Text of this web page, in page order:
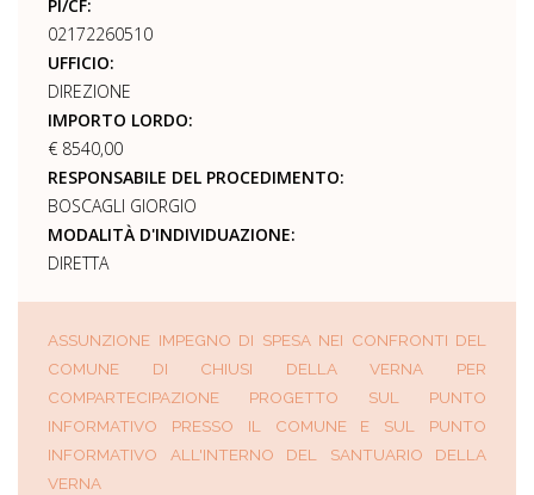
PI/CF:
02172260510
UFFICIO:
DIREZIONE
IMPORTO LORDO:
€ 8540,00
RESPONSABILE DEL PROCEDIMENTO:
BOSCAGLI GIORGIO
MODALITÀ D'INDIVIDUAZIONE:
DIRETTA
ASSUNZIONE IMPEGNO DI SPESA NEI CONFRONTI DEL
COMUNE DI CHIUSI DELLA VERNA PER
COMPARTECIPAZIONE PROGETTO SUL PUNTO
INFORMATIVO PRESSO IL COMUNE E SUL PUNTO
INFORMATIVO ALL'INTERNO DEL SANTUARIO DELLA
VERNA